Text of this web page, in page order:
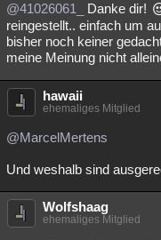
@41026061_ Danke dir!
reingestellt.. einfach um
bisher noch keiner
meine Meinung nicht
hawaii
ehemaliges Mitglied
@MarcelMertens
Und weshalb sind
Wolfshaag
ehemaliges Mitglied